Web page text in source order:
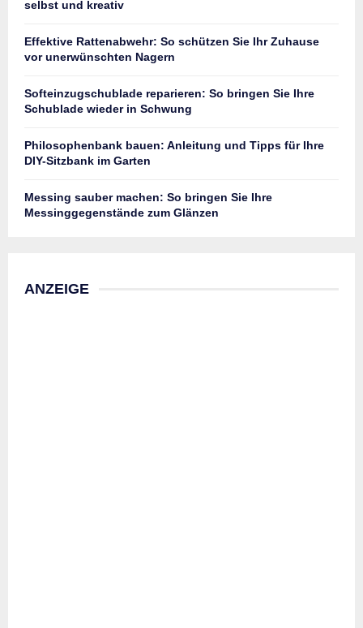
selbst und kreativ
Effektive Rattenabwehr: So schützen Sie Ihr Zuhause
vor unerwünschten Nagern
Softeinzugschublade reparieren: So bringen Sie Ihre
Schublade wieder in Schwung
Philosophenbank bauen: Anleitung und Tipps für Ihre
DIY-Sitzbank im Garten
Messing sauber machen: So bringen Sie Ihre
Messinggegenstände zum Glänzen
ANZEIGE